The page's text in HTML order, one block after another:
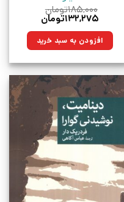
۱۸۵,۰۰۰تومان
قیمت
۱۸۵,۰۰۰تومان
بود.
۱۳۲,۲۷۵تومان
۱۳۲,۲۷۵تومان.افزودن به سبد خرید